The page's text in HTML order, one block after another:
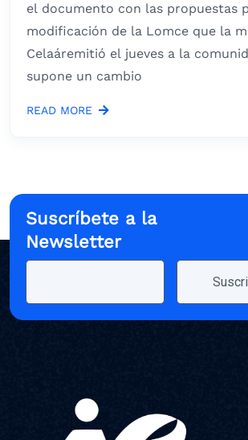
el documento con las propuestas
modificación de la Lomce que la
Celaáremitió el jueves a la
supone un cambio
READ MORE
Suscríbete a la
Newsletter